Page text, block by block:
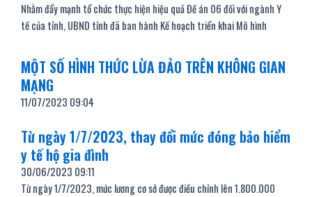
Nhằm đẩy mạnh tổ chức thực hiện hiệu quả Đề án 06 đối với ngành Y
tế của tỉnh, UBND tỉnh đã ban hành Kế hoạch triển khai Mô hình
MỘT SỐ HÌNH THỨC LỪA ĐẢO TRÊN KHÔNG GIAN
MẠNG
11/07/2023 09:04
Từ ngày 1/7/2023, thay đổi mức đóng bảo hiểm
y tế hộ gia đình
30/06/2023 09:11
Từ ngày 1/7/2023, mức lương cơ sở được điều chỉnh lên 1.800.000